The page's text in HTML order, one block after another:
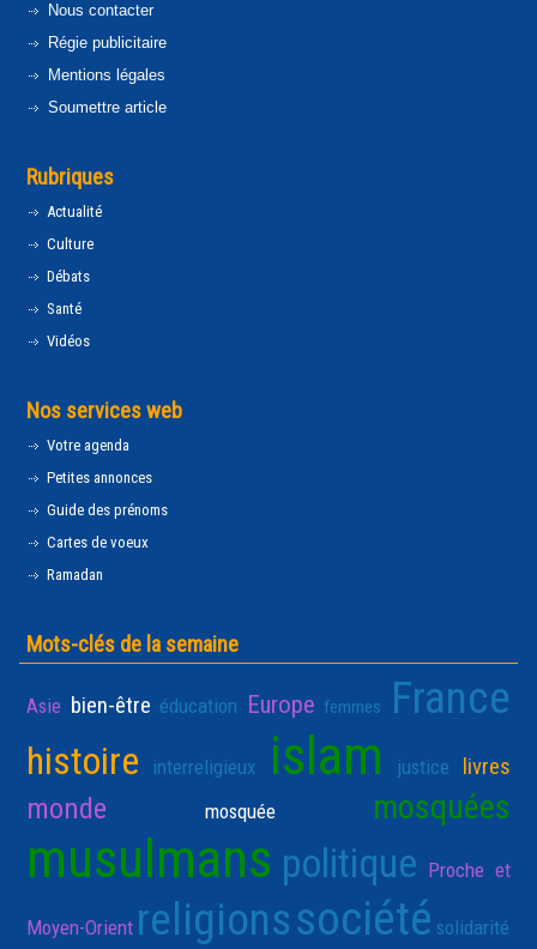
Nous contacter
Régie publicitaire
Mentions légales
Soumettre article
Rubriques
Actualité
Culture
Débats
Santé
Vidéos
Nos services web
Votre agenda
Petites annonces
Guide des prénoms
Cartes de voeux
Ramadan
Mots-clés de la semaine
Asie bien-être éducation Europe femmes France
histoire interreligieux islam justice livres
monde mosquée mosquées
musulmans politique Proche et
Moyen-Orient religionssociété solidarité